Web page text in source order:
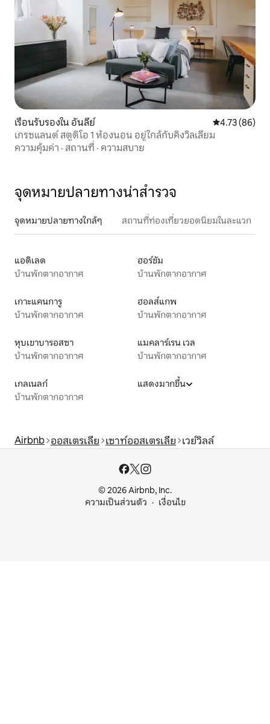
เรือนรับรองใน อันลีย์ คะแนนเฉลี่ย
4.73 (86)
เกรซแลนด์ สตูดิโอ 1 ห้องนอน อยู่ใกล้กับคิงวิลเลียม
ความคุ้มค่า · สถานที่ · ความสบาย
จุดหมายปลายทางน่าสำรวจ
จุดหมายปลายทางใกล้ๆ สถานที่ท่องเที่ยวยอดนิยมในละแวก
แอดิเลด
บ้านพักตากอากาศ
ฮอร์ชัม
บ้านพักตากอากาศ
เกาะแคนการู
บ้านพักตากอากาศ
ฮอลส์แกพ
บ้านพักตากอากาศ
หุบเขาบารอสซา
บ้านพักตากอากาศ
แมคลาร์เรน เวล
บ้านพักตากอากาศ
เกลเนลก์
บ้านพักตากอากาศ
แสดงมากขึ้น
Airbnb ออสเตรเลีย เซาท์ออสเตรเลีย เวย์วิลล์
© 2026 Airbnb, Inc.
ความเป็นส่วนตัว
เงื่อนไข